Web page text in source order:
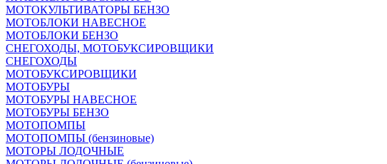
МОТОКУЛЬТИВАТОРЫ БЕНЗО
МОТОБЛОКИ НАВЕСНОЕ
МОТОБЛОКИ БЕНЗО
СНЕГОХОДЫ, МОТОБУКСИРОВЩИКИ
СНЕГОХОДЫ
МОТОБУКСИРОВЩИКИ
МОТОБУРЫ
МОТОБУРЫ НАВЕСНОЕ
МОТОБУРЫ БЕНЗО
МОТОПОМПЫ
МОТОПОМПЫ (бензиновые)
МОТОРЫ ЛОДОЧНЫЕ